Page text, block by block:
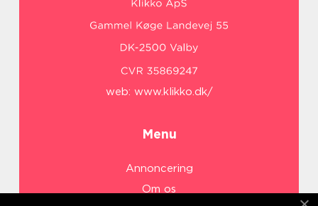
web: www.klikko.dk/
Menu
Annoncering
Om os